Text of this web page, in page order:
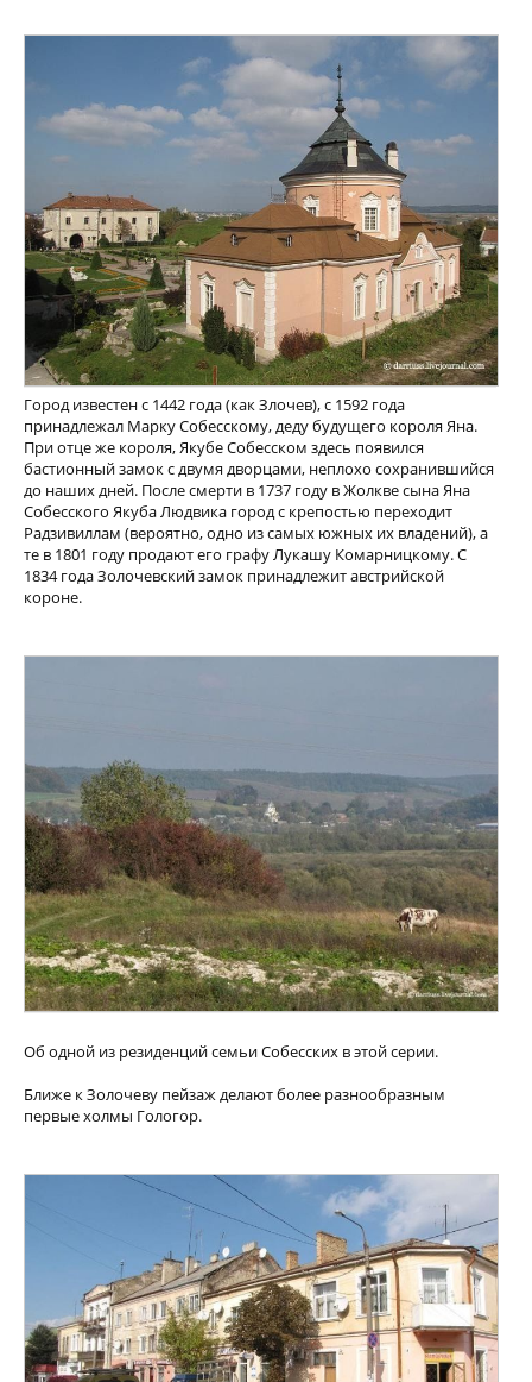
Город известен с 1442 года (как Злочев), с 1592 года
принадлежал Марку Собесскому, деду будущего короля Яна.
При отце же короля, Якубе Собесском здесь появился
бастионный замок с двумя дворцами, неплохо сохранившийся
до наших дней. После смерти в 1737 году в Жолкве сына Яна
Собесского Якуба Людвика город с крепостью переходит
Радзивиллам (вероятно, одно из самых южных их владений), а
те в 1801 году продают его графу Лукашу Комарницкому. С
1834 года Золочевский замок принадлежит австрийской
короне.
Об одной из резиденций семьи Собесских в этой серии.
Ближе к Золочеву пейзаж делают более разнообразным
первые холмы Гологор.